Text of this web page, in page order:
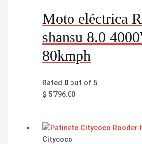
Moto eléctrica
shansu 8.0
80kmph
Rated 0 out of 5
$ 5'796.00
Citycoco